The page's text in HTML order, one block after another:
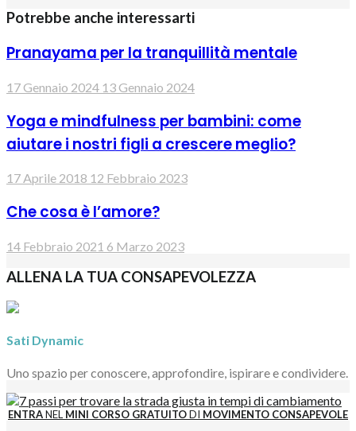
Potrebbe anche interessarti
Pranayama per la tranquillità mentale
17 Gennaio 2024 13 Gennaio 2024
Yoga e mindfulness per bambini: come
aiutare i nostri figli a crescere meglio?
17 Aprile 2018 12 Febbraio 2023
Che cosa è l’amore?
14 Febbraio 2021 6 Marzo 2023
ALLENA LA TUA CONSAPEVOLEZZA
Sati Dynamic
Uno spazio per conoscere, approfondire, ispirare e condividere.
ENTRANEL MINI CORSO GRATUITODI MOVIMENTO CONSAPEVOLE